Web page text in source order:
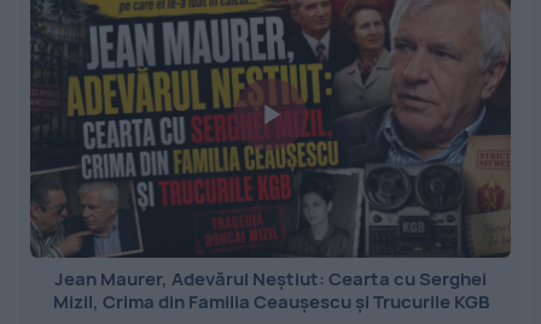
Jean Maurer, Adevărul Neștiut: Cearta cu Serghei
Mizil, Crima din Familia Ceaușescu și Trucurile KGB